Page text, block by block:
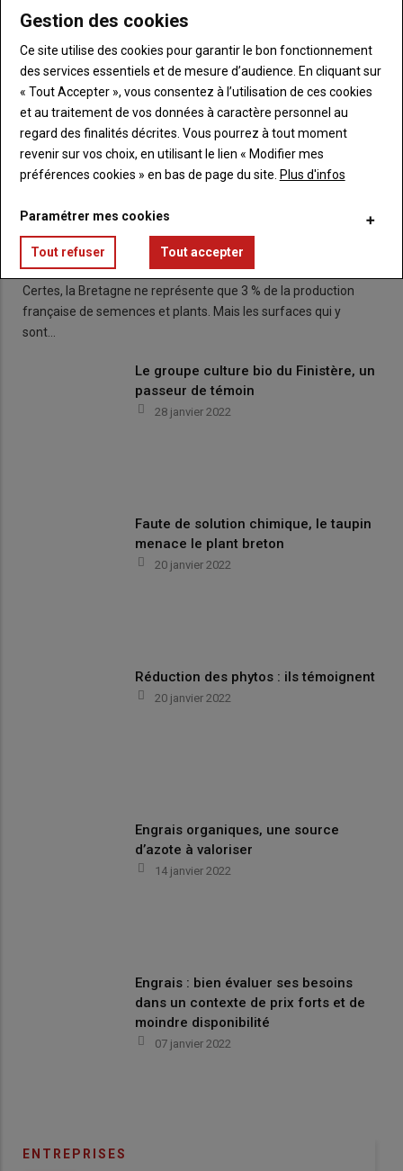
Les semences et plants, une filière en
progression en Bretagne
10 février 2022
Certes, la Bretagne ne représente que 3 % de la production
française de semences et plants. Mais les surfaces qui y
sont…
Le groupe culture bio du Finistère, un
passeur de témoin
28 janvier 2022
Faute de solution chimique, le taupin
menace le plant breton
20 janvier 2022
Réduction des phytos : ils témoignent
20 janvier 2022
Engrais organiques, une source
d’azote à valoriser
14 janvier 2022
Engrais : bien évaluer ses besoins
dans un contexte de prix forts et de
moindre disponibilité
07 janvier 2022
ENTREPRISES
Gestion des cookies
Ce site utilise des cookies pour garantir le bon fonctionnement
des services essentiels et de mesure d’audience. En cliquant sur
« Tout Accepter », vous consentez à l’utilisation de ces cookies
et au traitement de vos données à caractère personnel au
regard des finalités décrites. Vous pourrez à tout moment
revenir sur vos choix, en utilisant le lien « Modifier mes
préférences cookies » en bas de page du site. Plus d'infos
Paramétrer mes cookies
Tout refuser Tout accepter